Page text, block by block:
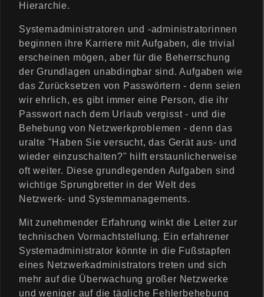
Hierarchie.
Systemadministratoren und -administratorinnen
beginnen ihre Karriere mit Aufgaben, die trivial
erscheinen mögen, aber für die Beherrschung
der Grundlagen unabdingbar sind. Aufgaben wie
das Zurücksetzen von Passwörtern - denn seien
wir ehrlich, es gibt immer eine Person, die ihr
Passwort nach dem Urlaub vergisst - und die
Behebung von Netzwerkproblemen - denn das
uralte "Haben Sie versucht, das Gerät aus- und
wieder einzuschalten?" hilft erstaunlicherweise
oft weiter. Diese grundlegenden Aufgaben sind
wichtige Sprungbretter in der Welt des
Netzwerk- und Systemmanagements.
Mit zunehmender Erfahrung winkt die Leiter zur
technischen Vormachtstellung. Ein erfahrener
Systemadministrator könnte in die Fußstapfen
eines Netzwerkadministrators treten und sich
mehr auf die Überwachung großer Netzwerke
und weniger auf die tägliche Fehlerbehebung